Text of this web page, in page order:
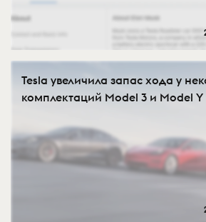
Tesla увеличила запас хода у
комплектаций Model 3 и Model Y